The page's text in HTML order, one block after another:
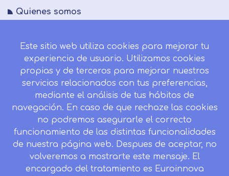
Quienes somos
Blog
Mapa del sitio
Desistir contrato aquí
CONTACTO
Camino de la Torrecilla N.º 30 EDIFICIO EDUCA
EDTECH, C.P. 18.200, Maracena (Granada)
Este sitio web utiliza cookies para mejorar tu
experiencia de usuario. Utilizamos cookies
propias y de terceros para mejorar nuestros
servicios relacionados con tus preferencias,
mediante el análisis de tus hábitos de
navegación. En caso de que rechaze las cookies
no podremos asegurarle el correcto
funcionamiento de las distintas funcionalidades
de nuestra página web. Despues de aceptar, no
volveremos a mostrarte este mensaje. El
encargado del tratamiento es Euroinnova